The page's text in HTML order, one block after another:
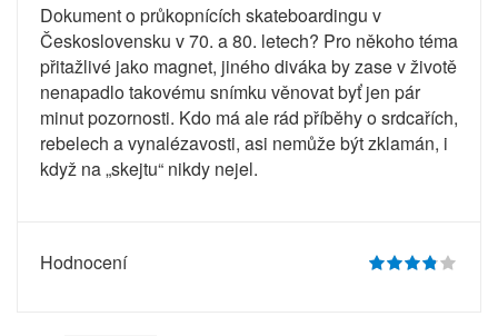
Dokument o průkopnících skateboardingu v
Československu v 70. a 80. letech? Pro někoho téma
přitažlivé jako magnet, jiného diváka by zase v životě
nenapadlo takovému snímku věnovat byť jen pár
minut pozornosti. Kdo má ale rád příběhy o srdcařích,
rebelech a vynalézavosti, asi nemůže být zklamán, i
když na „skejtu“ nikdy nejel.
Hodnocení